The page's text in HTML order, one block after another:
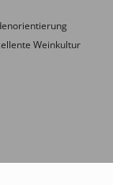
Weinkultur